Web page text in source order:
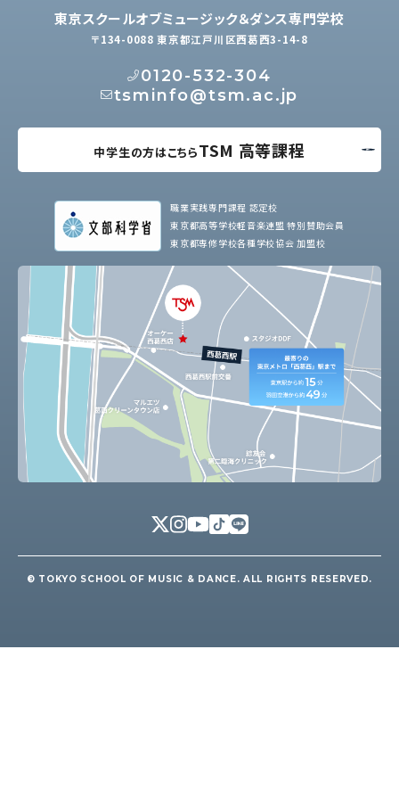
東京スクールオブミュージック＆ダンス専門学校
〒134-0088 東京都江戸川区西葛西3-14-8
0120-532-304
tsminfo@tsm.ac.jp
中学生の方はこちらTSM 高等課程
職業実践専門課程 認定校
東京都高等学校軽音楽連盟 特別賛助会員
東京都専修学校各種学校協会 加盟校
© TOKYO SCHOOL OF MUSIC & DANCE. ALL RIGHTS RESERVED.